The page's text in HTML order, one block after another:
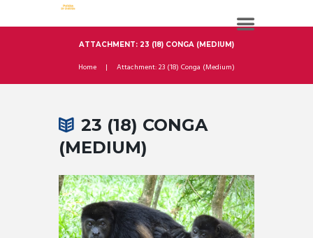
ATTACHMENT: 23 (18) CONGA (MEDIUM)
Home Attachment: 23 (18) Conga (Medium)
23 (18) CONGA
(MEDIUM)